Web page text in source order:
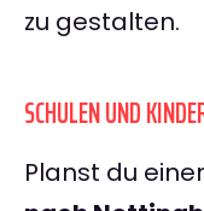
zu gestalten.
SCHULEN UND
Planst du